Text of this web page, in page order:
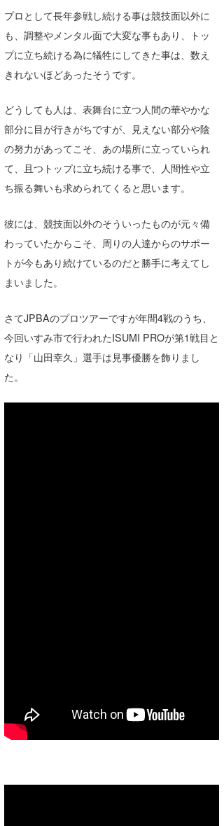
プロとして長年参戦し続ける事は競技面以外に
も、調整やメンタル面で大変な事もあり、トッ
プに立ち続ける為に犠牲にしてきた事は、数え
きれないほどあったそうです。
どうしても人は、表舞台に立つ人間の華やかな
部分に目が行きがちですが、見えない部分や陰
の努力があってこそ、あの場所に立っていられ
て、且つトップに立ち続ける事で、人間性や立
ち振る舞いも求められてくると思います。
彼には、競技面以外のそういったものが元々備
わっていたからこそ、周りの人達からのサポー
トが今もあり続けているのだと勝手に考えてし
まいました。
さてJPBAのプロツアーですが年間4戦のうち、
今回いすみ市で行われたISUMI PROが第1戦目と
なり「山田幸久」選手は見事優勝を飾りまし
た。